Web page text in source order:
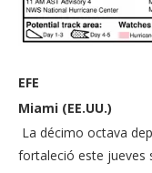
EFE
Miami (EE.UU.)
La décimo octava
fortaleció este jueves